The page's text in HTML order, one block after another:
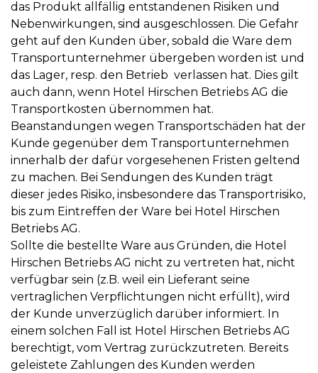
das Produkt allfällig entstandenen Risiken und
Nebenwirkungen, sind ausgeschlossen. Die Gefahr
geht auf den Kunden über, sobald die Ware dem
Transportunternehmer übergeben worden ist und
das Lager, resp. den Betrieb verlassen hat. Dies gilt
auch dann, wenn Hotel Hirschen Betriebs AG die
Transportkosten übernommen hat.
Beanstandungen wegen Transportschäden hat der
Kunde gegenüber dem Transportunternehmen
innerhalb der dafür vorgesehenen Fristen geltend
zu machen. Bei Sendungen des Kunden trägt
dieser jedes Risiko, insbesondere das Transportrisiko,
bis zum Eintreffen der Ware bei Hotel Hirschen
Betriebs AG.
Sollte die bestellte Ware aus Gründen, die Hotel
Hirschen Betriebs AG nicht zu vertreten hat, nicht
verfügbar sein (z.B. weil ein Lieferant seine
vertraglichen Verpflichtungen nicht erfüllt), wird
der Kunde unverzüglich darüber informiert. In
einem solchen Fall ist Hotel Hirschen Betriebs AG
berechtigt, vom Vertrag zurückzutreten. Bereits
geleistete Zahlungen des Kunden werden